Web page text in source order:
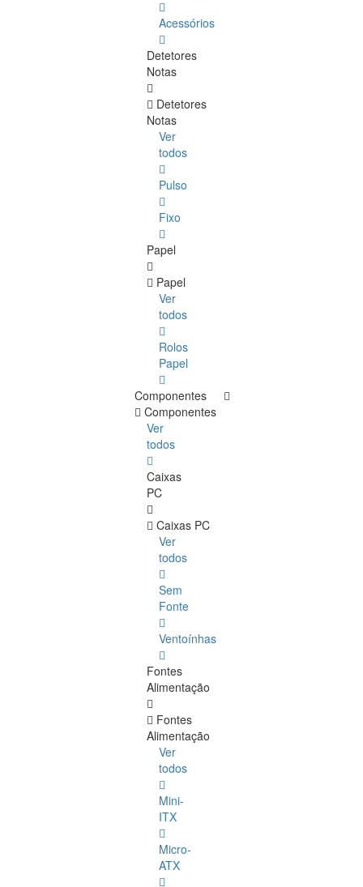
Acessórios
Detetores
Notas
Detetores
Notas
Ver
todos
Pulso
Fixo
Papel
Papel
Ver
todos
Rolos
Papel
Componentes
Componentes
Ver
todos
Caixas
PC
Caixas PC
Ver
todos
Sem
Fonte
Ventoínhas
Fontes
Alimentação
Fontes
Alimentação
Ver
todos
Mini-
ITX
Micro-
ATX